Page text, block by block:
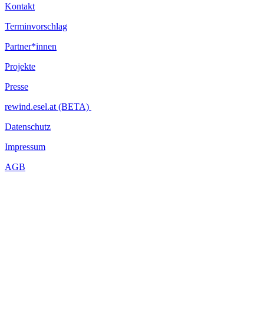
Kontakt
Terminvorschlag
Partner*innen
Projekte
Presse
rewind.esel.at (BETA)
Datenschutz
Impressum
AGB